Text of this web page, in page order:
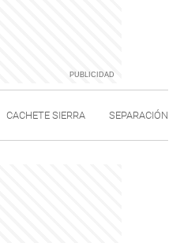
CACHETE SIERRA SEPARACIÓN